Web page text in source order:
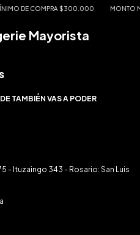
DE COMPRA $300.000 MONTO
Mayorista
TAMBIÉN VAS A PODER
- Ituzaingo 343 - Rosario: San Luis